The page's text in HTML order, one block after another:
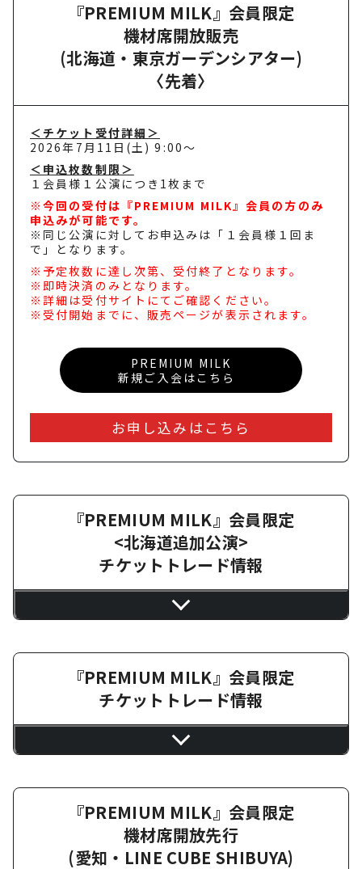
『PREMIUM MILK』会員限定
機材席開放販売
(北海道・東京ガーデンシアター)
〈先着〉
＜チケット受付詳細＞
2026年7月11日(土) 9:00～
＜申込枚数制限＞
１会員様１公演につき1枚まで
※今回の受付は『PREMIUM MILK』会員の方のみ
申込みが可能です。
※同じ公演に対してお申込みは「１会員様１回ま
で」となります。
※予定枚数に達し次第、受付終了となります。
※即時決済のみとなります。
※詳細は受付サイトにてご確認ください。
※受付開始までに、販売ページが表示されます。
PREMIUM MILK
新規ご入会はこちら
お申し込みはこちら
『PREMIUM MILK』会員限定
<北海道追加公演>
チケットトレード情報
『PREMIUM MILK』会員限定
チケットトレード情報
『PREMIUM MILK』会員限定
機材席開放先行
(愛知・LINE CUBE SHIBUYA)